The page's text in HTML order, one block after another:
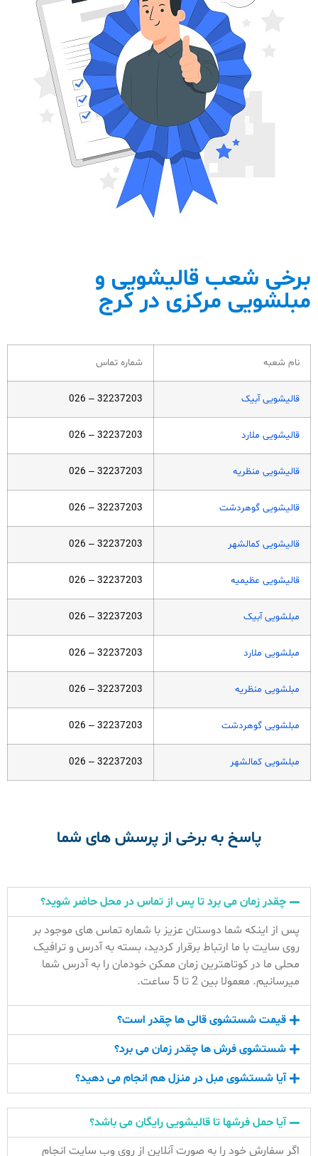
برخی شعب قالیشویی و
مبلشویی مرکزی در کرج
نام شعبه شماره تماس
قالیشویی آبیک 32237203 – 026
قالیشویی ملارد 32237203 – 026
قالیشویی منظریه 32237203 – 026
قالیشویی گوهردشت 32237203 – 026
قالیشویی کمالشهر 32237203 – 026
قالیشویی عظیمیه 32237203 – 026
مبلشویی آبیک 32237203 – 026
مبلشویی ملارد 32237203 – 026
مبلشویی منظریه 32237203 – 026
مبلشویی گوهردشت 32237203 – 026
مبلشویی کمالشهر 32237203 – 026
پاسخ به برخی از پرسش های شما
چقدر زمان می برد تا پس از تماس در محل حاضر شوید؟
پس از اینکه شما دوستان عزیز با شماره تماس های موجود بر
روی سایت با ما ارتباط برقرار کردید، بسته به آدرس و ترافیک
محلی ما در کوتاهترین زمان ممکن خودمان را به آدرس شما
میرسانیم. معمولا بین 2 تا 5 ساعت.
قیمت شستشوی قالی ها چقدر است؟
شستشوی فرش ها چقدر زمان می برد؟
آیا شستشوی مبل در منزل هم انجام می دهید؟
آیا حمل فرشها تا قالیشویی رایگان می باشد؟
اگر سفارش خود را به صورت آنلاین از روی وب سایت انجام